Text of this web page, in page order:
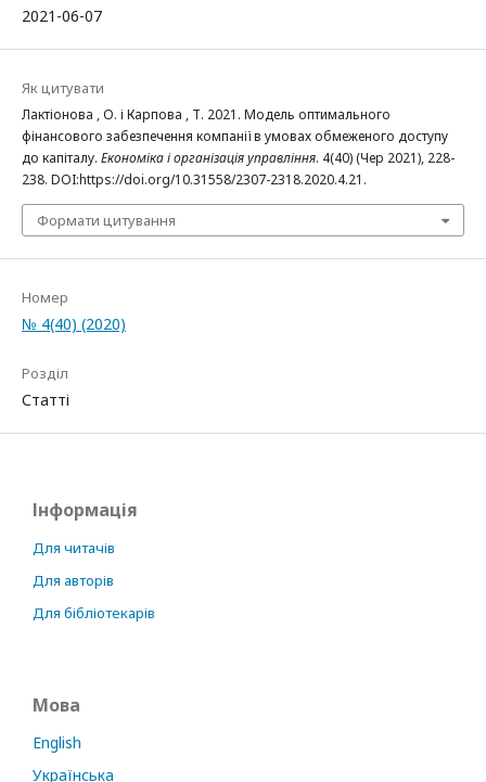
2021-06-07
Як цитувати
Лактіонова , О. і Карпова , Т. 2021. Модель оптимального
фінансового забезпечення компанії в умовах обмеженого доступу
до капіталу. Економіка і організація управління. 4(40) (Чер 2021), 228-
238. DOI:https://doi.org/10.31558/2307-2318.2020.4.21.
Формати цитування
Номер
№ 4(40) (2020)
Розділ
Статті
Інформація
Для читачів
Для авторів
Для бібліотекарів
Мова
English
Українська